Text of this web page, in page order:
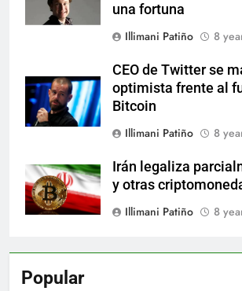
una fortuna
Illimani Patiño
8
CEO de Twitter se
optimista frente al
Bitcoin
Illimani Patiño
8
Irán legaliza
y otras
Illimani Patiño
8
Popular